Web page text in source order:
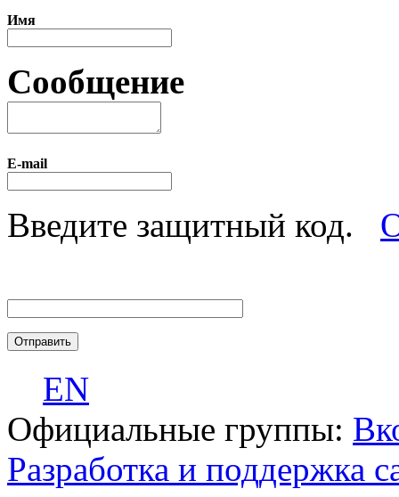
Имя
Сообщение
E-mail
Введите защитный код.
EN
Официальные группы:
Разработка и поддержка